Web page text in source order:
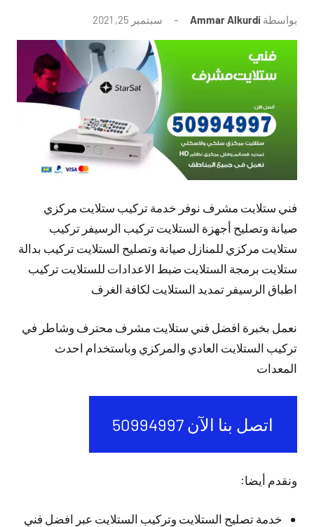
بواسطة Ammar Alkurdi سبتمبر 25, 2021
توجد
تعليقات
فني ستلايت مشرف نوفر خدمة تركيب ستلايت مركزي
صيانة وتصليح أجهزة الستلايت تركيب الرسيفر تركيب
ستلايت مركزي للمنازل صيانة وتصليح الستلايت تركيب بدالة
ستلايت برمجة الستلايت ضبط الاعدادات للستلايت تركيب
اطباق الرسيفر تمديد الستلايت لكافة الغرف
نعمل بخبرة افضل فني ستلايت مشرف محترف وشاطر في
تركيب الستلايت العادي والمركزي وباستخدام احدث
المعدات
اتصل بنا الآن 50994997
ونقدم أيضا:
خدمة تصليح الستلايت وتركيب الستلايت عبر افضل فني